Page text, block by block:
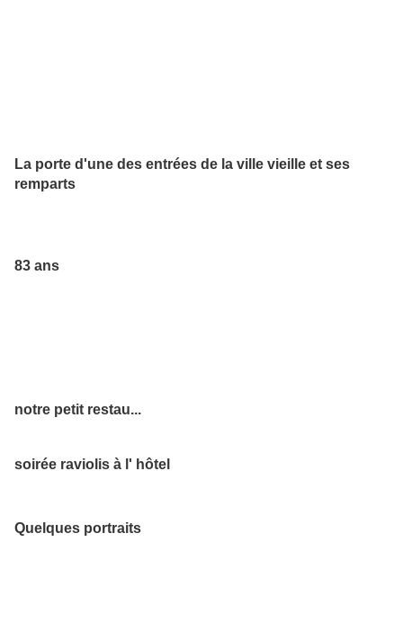
La porte d'une des entrées de la ville vieille et ses
remparts
83 ans
notre petit restau...
soirée raviolis à l' hôtel
Quelques portraits